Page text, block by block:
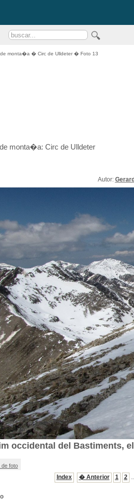
monta�a � Circ de Ulldeter � Foto 13
monta�a: Circ de Ulldeter
Autor:
occidental del Bastiments,
foto
Index � Anterior 1 2